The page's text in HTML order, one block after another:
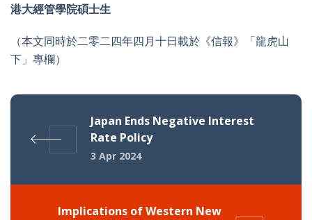
港大經管學院碩士生
（本文同時於二零二四年四月十日載於《信報》「龍虎山
下」專欄）
Japan Ends Negative Interest
Rate Policy
3 Apr 2024
Implications of Western New